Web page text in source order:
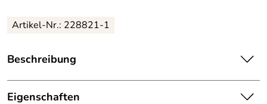
Artikel-Nr.: 228821-1
Beschreibung
Gelber Sack Spenderaus Stahl für die Stadt Wittlich.
Dieser Spender ist zusätzlich in DB 703 beschichtet
Eigenschaften